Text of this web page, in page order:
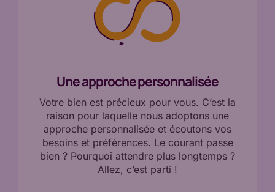
Une approche personnalisée
Votre bien est précieux pour vous. C’est la
raison pour laquelle nous adoptons une
approche personnalisée et écoutons vos
besoins et préférences. Le courant passe
bien ? Pourquoi attendre plus longtemps ?
Allez, c’est parti !